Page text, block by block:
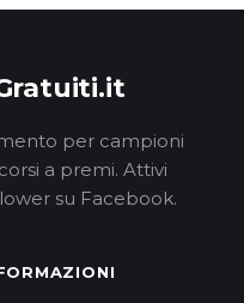
per campioni
a premi. Attivi
su Facebook.